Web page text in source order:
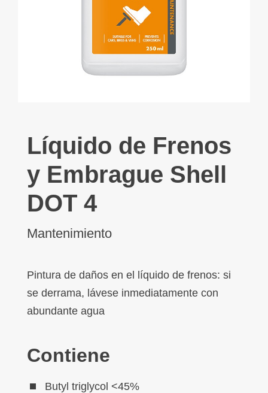
Líquido de Frenos
y Embrague Shell
DOT 4
Mantenimiento
Pintura de daños en el líquido de frenos: si
se derrama, lávese inmediatamente con
abundante agua
Contiene
Butyl triglycol <45%